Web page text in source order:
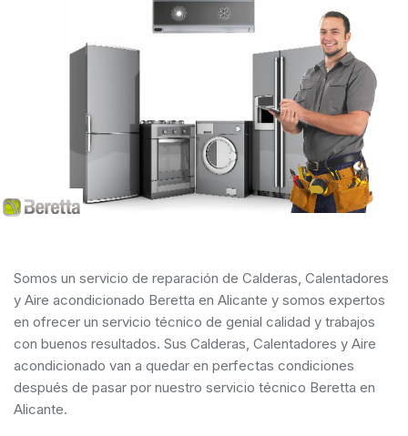
Somos un servicio de reparación de Calderas, Calentadores
y Aire acondicionado Beretta en Alicante y somos expertos
en ofrecer un servicio técnico de genial calidad y trabajos
con buenos resultados. Sus Calderas, Calentadores y Aire
acondicionado van a quedar en perfectas condiciones
después de pasar por nuestro servicio técnico Beretta en
Alicante.